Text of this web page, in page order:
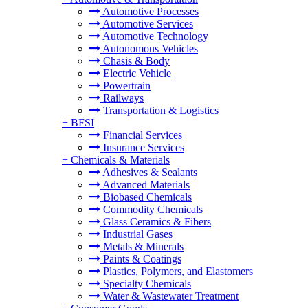
Automotive Processes
Automotive Services
Automotive Technology
Autonomous Vehicles
Chasis & Body
Electric Vehicle
Powertrain
Railways
Transportation & Logistics
+ BFSI
Financial Services
Insurance Services
+ Chemicals & Materials
Adhesives & Sealants
Advanced Materials
Biobased Chemicals
Commodity Chemicals
Glass Ceramics & Fibers
Industrial Gases
Metals & Minerals
Paints & Coatings
Plastics, Polymers, and Elastomers
Specialty Chemicals
Water & Wastewater Treatment